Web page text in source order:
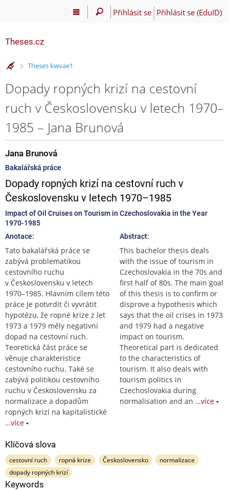
Přihlásit se Přihlásit se (EduID)
Theses.cz
>
Theses kwvae1
Dopady ropných krizí na cestovní
ruch v Československu v letech 1970–
1985 – Jana Brunová
Jana Brunová
Bakalářská práce
Dopady ropných krizí na cestovní ruch v
Československu v letech 1970–1985
Impact of Oil Cruises on Tourism in Czechoslovakia in the Year
1970-1985
Anotace:
Tato bakalářská práce se
zabývá problematikou
cestovního ruchu
v Československu v letech
1970–1985. Hlavním cílem této
práce je potvrdit či vyvrátit
hypotézu, že ropné krize z let
1973 a 1979 měly negativní
dopad na cestovní ruch.
Teoretická část práce se
věnuje charakteristice
cestovního ruchu. Také se
zabývá politikou cestovního
ruchu v Československu za
normalizace a dopadům
ropných krizí na kapitalistické
…více
Abstract:
This bachelor thesis deals
with the issue of tourism in
Czechoslovakia in the 70s and
first half of 80s. The main goal
of this thesis is to confirm or
disprove a hypothesis which
says that the oil crises in 1973
and 1979 had a negative
impact on tourism.
Theoretical part is dedicated
to the characteristics of
tourism. It also deals with
tourism politics in
Czechoslovakia during
normalisation and an …více
Klíčová slova
cestovní ruch ropná krize Československo
normalizace
dopady ropných krizí
Keywords